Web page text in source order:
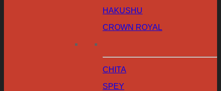
HAKUSHU
CROWN ROYAL
CHITA
SPEY